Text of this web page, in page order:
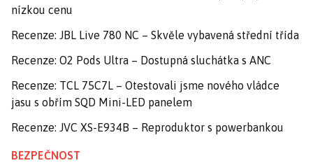
nízkou cenu
Recenze: JBL Live 780 NC – Skvěle vybavená střední třída
Recenze: O2 Pods Ultra – Dostupná sluchátka s ANC
Recenze: TCL 75C7L – Otestovali jsme nového vládce
jasu s obřím SQD Mini-LED panelem
Recenze: JVC XS-E934B – Reproduktor s powerbankou
BEZPEČNOST